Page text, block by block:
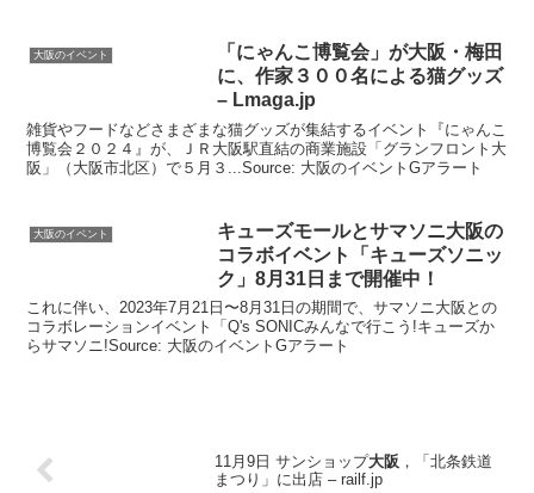
大阪のイベント 「にゃんこ博覧会」が大阪 ・梅田
に、作家３００名による猫グッズ
– Lmaga.jp
雑貨やフードなどさまざまな猫グッズが集結するイベント『にゃんこ
博覧会２０２４』が、ＪＲ大阪駅直結の商業施設「グランフロント大
阪」（大阪市北区）で５月３...Source: 大阪のイベントGアラート
大阪のイベント キューズモールとサマソニ大阪の
コラボイベント
「キューズソニッ
ク」8月31日まで開催中！
これに伴い、2023年7月21日〜8月31日の期間で、サマソニ大阪との
コラボレーションイベント「Q's SONICみんなで行こう!キューズか
らサマソニ!Source: 大阪のイベントGアラート
11月9日 サンショップ大阪 ，「北条鉄道
まつり」に出店 – railf.jp